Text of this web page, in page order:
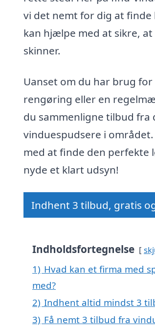
vi det nemt for dig at finde
kan hjælpe med at sikre,
skinner.
Uanset om du har brug
rengøring eller en
du sammenligne tilbud fra
vinduespudsere i
med at finde den perfekte
nyde et klart udsyn!
Indhent 3 tilbud, gratis
Indholdsfortegnelse
1) Hvad kan et firma med
med?
2) Indhent altid mindst 3
3) Få nemt 3 tilbud fra